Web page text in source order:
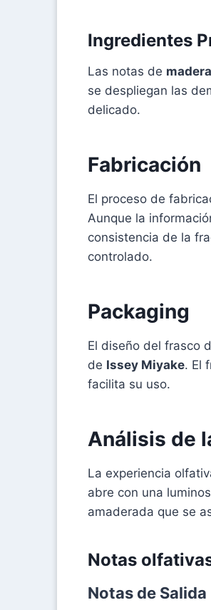
Ingredientes
Las notas de
se despliegan las
delicado.
Fabricación
El proceso de
Aunque la
consistencia de la
controlado.
Packaging
El diseño del frasco
de Issey Miyake. El
facilita su uso.
Análisis de
La experiencia
abre con una
amaderada que se
Notas
Notas de Salida